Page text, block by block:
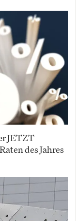
JETZT
des Jahres